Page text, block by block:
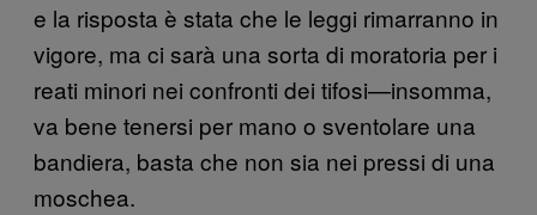
e la risposta è stata che le leggi rimarranno in
vigore, ma ci sarà una sorta di moratoria per i
reati minori nei confronti dei tifosi—insomma,
va bene tenersi per mano o sventolare una
bandiera, basta che non sia nei pressi di una
moschea.